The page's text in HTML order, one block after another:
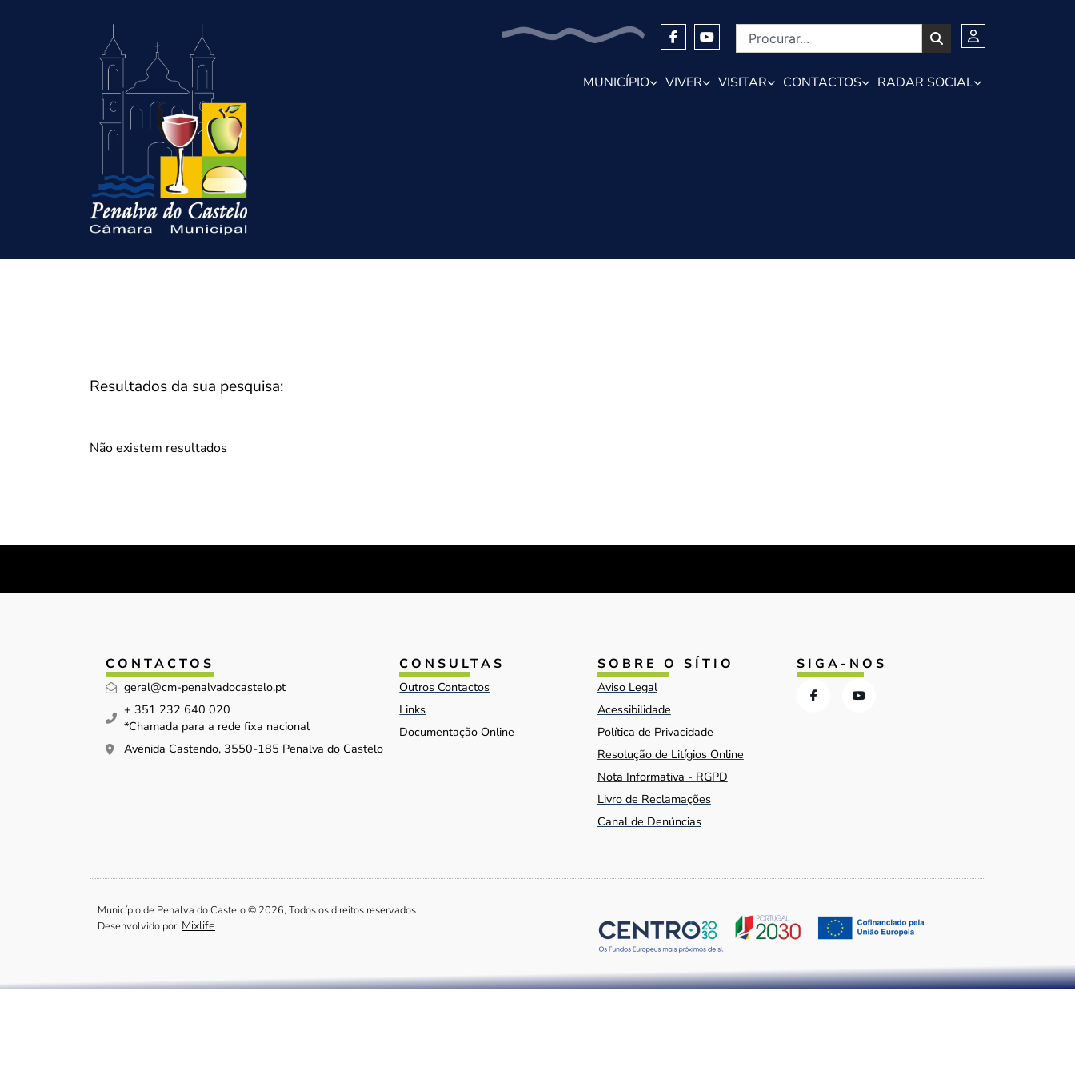
MUNICÍPIO VIVER VISITAR CONTACTOS RADAR SOCIAL
Resultados da sua pesquisa:
Não existem resultados
CONTACTOS
geral@cm-penalvadocastelo.pt
+ 351 232 640 020
*Chamada para a rede fixa nacional
Avenida Castendo, 3550-185 Penalva do Castelo
CONSULTAS
Outros Contactos
Links
Documentação Online
SOBRE O SÍTIO
Aviso Legal
Acessibilidade
Política de Privacidade
Resolução de Litígios Online
Nota Informativa - RGPD
Livro de Reclamações
Canal de Denúncias
SIGA-NOS
Município de Penalva do Castelo © 2026, Todos os direitos reservados
Desenvolvido por: Mixlife